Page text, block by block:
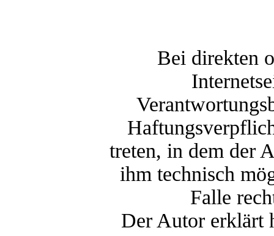
Bei direkten
treten, in dem der
ihm technisch
Falle
Der Autor erklärt